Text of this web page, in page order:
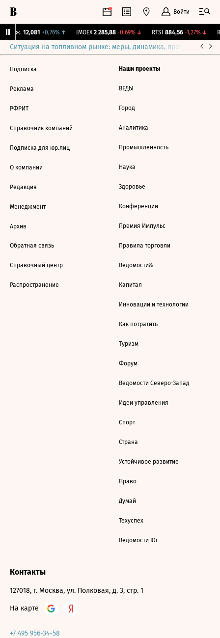
Войти
Бирж. 12,081 +0,76%↑ IMOEX 2 285,88 -0,69%↓ RTSI 884,56 -1,27%↓
Ситуация на топливном рынке: меры, динамика, прогнозы
Подписка
Реклама
РФРИТ
Справочник компаний
Подписка для юр.лиц
О компании
Редакция
Менеджмент
Архив
Обратная связь
Справочный центр
Распространение
Наши проекты
ВЕДЫ
Город
Аналитика
Промышленность
Наука
Здоровье
Конференции
Премия Импульс
Правила торговли
Ведомости&
Капитал
Инновации и технологии
Как потратить
Туризм
Форум
Ведомости Северо-Запад
Идеи управления
Спорт
Страна
Устойчивое развитие
Право
Думай
Техуспех
Ведомости Юг
Контакты
127018, г. Москва, ул. Полковая, д. 3, стр. 1
На карте
+7 495 956-34-58